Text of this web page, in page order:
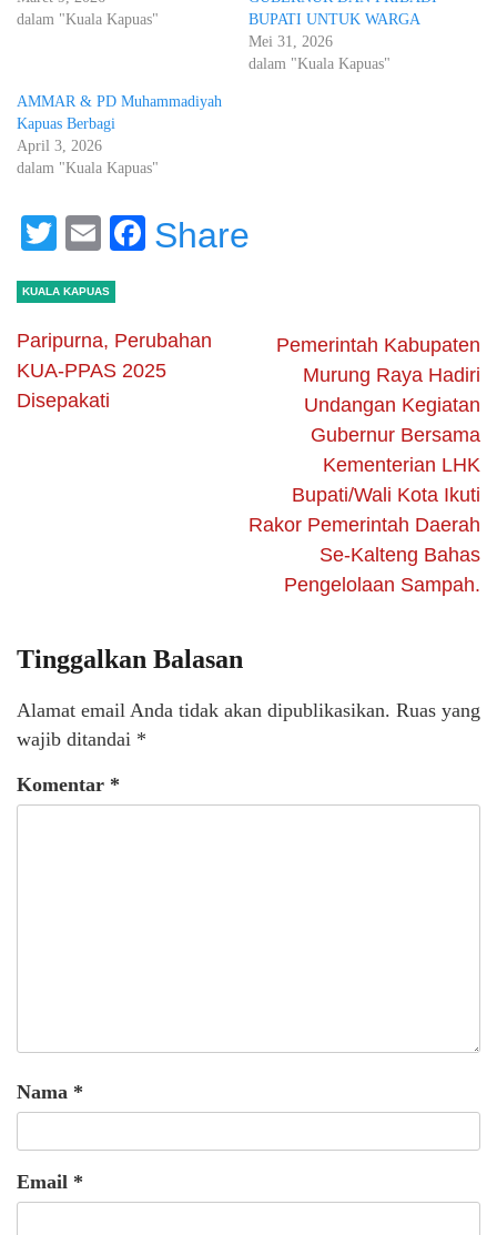
dalam "Kuala Kapuas"
BUPATI UNTUK WARGA
Mei 31, 2026
dalam "Kuala Kapuas"
AMMAR & PD Muhammadiyah
Kapuas Berbagi
April 3, 2026
dalam "Kuala Kapuas"
Twitter
EmailFacebook
Share
KUALA KAPUAS
Paripurna, Perubahan
KUA-PPAS 2025
Disepakati
Pemerintah Kabupaten
Murung Raya Hadiri
Undangan Kegiatan
Gubernur Bersama
Kementerian LHK
Bupati/Wali Kota Ikuti
Rakor Pemerintah Daerah
Se-Kalteng Bahas
Pengelolaan Sampah.
Tinggalkan Balasan
Alamat email Anda tidak akan dipublikasikan. Ruas yang
wajib ditandai *
Komentar *
Nama *
Email *